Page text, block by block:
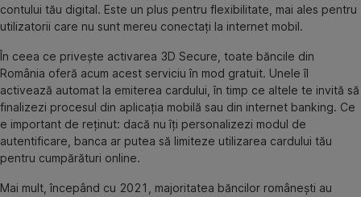
contului tău digital. Este un plus pentru flexibilitate, mai ales pentru
utilizatorii care nu sunt mereu conectați la internet mobil.
În ceea ce privește activarea 3D Secure, toate băncile din
România oferă acum acest serviciu în mod gratuit. Unele îl
activează automat la emiterea cardului, în timp ce altele te invită să
finalizezi procesul din aplicația mobilă sau din internet banking. Ce
e important de reținut: dacă nu îți personalizezi modul de
autentificare, banca ar putea să limiteze utilizarea cardului tău
pentru cumpărături online.
Mai mult, începând cu 2021, majoritatea băncilor românești au